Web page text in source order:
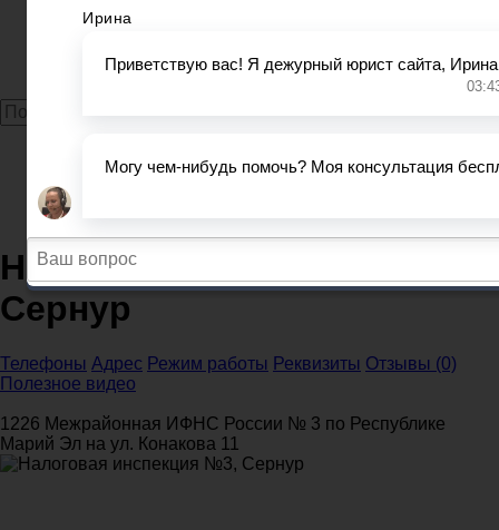
Судебные приставы
Задать вопрос юристу
Налоговые инспекции
Республика Марий Эл
Налоговая инспекция №3, Сернур
Налоговая инспекция №3,
Сернур
Телефоны Адрес Режим работы Реквизиты Отзывы (0)
Полезное видео
1226 Межрайонная ИФНС России № 3 по Республике
Марий Эл на ул. Конакова 11